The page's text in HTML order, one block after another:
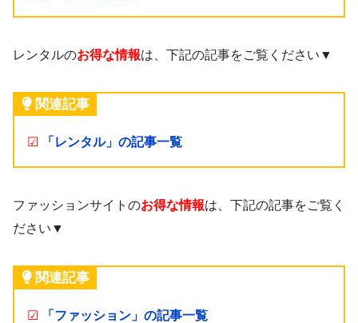
レンタルのお得な情報は、下記の記事をご覧ください▼
関連記事
☑ 「レンタル」の記事一覧
ファッションサイトのお得な情報は、下記の記事をご覧く
ださい▼
関連記事
☑ 「ファッション」の記事一覧